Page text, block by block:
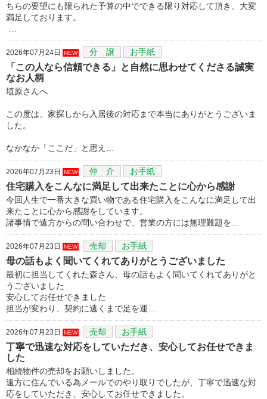
ちらの要望にも限られた予算の中でできる限り対応して頂き、大変
満足しております。
2026年07月24日 NEW 分 譲 お手紙
「この人なら信頼できる」と自然に思わせてくださる誠実
なお人柄
埴原さんへ
この度は、家探しから入居後の対応まで本当にありがとうございま
した。
なかなか「ここだ」と思え…
2026年07月23日 NEW 仲 介 お手紙
住宅購入をこんなに満足して出来たことに心から感謝
今回人生で一番大きな買い物である住宅購入をこんなに満足して出
来たことに心から感謝をしています。
諸事情で遠方からの問い合わせで、営業の方には無理難題を…
2026年07月23日 NEW 売却 お手紙
母の話もよく聞いてくれてありがとうございました
最初に担当してくれた森さん、母の話もよく聞いてくれてありがと
うございました
安心してお任せできました
担当が変わり、契約に遠くまで足を運…
2026年07月23日 NEW 売却 お手紙
丁寧で迅速な対応をしていただき、安心してお任せできま
した
相続物件の売却をお願いしました。
遠方に住んでいる為メールでのやり取りでしたが、丁寧で迅速な対
応をしていただき、安心してお任せできました。